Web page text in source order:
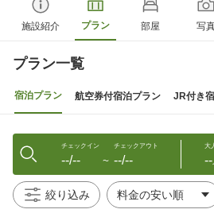
施設紹介 プラン 部屋 写
プラン一覧
宿泊プラン 航空券付宿泊プラン JR付き
チェックイン
--/-- 〜
チェックアウト
--/--
大
--
絞り込み